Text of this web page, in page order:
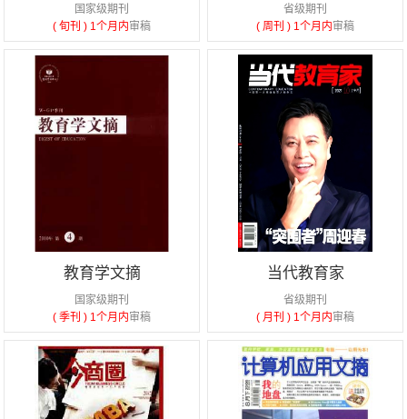
国家级期刊
( 旬刊 ) 1个月内审稿
省级期刊
( 周刊 ) 1个月内审稿
教育学文摘
国家级期刊
( 季刊 ) 1个月内审稿
当代教育家
省级期刊
( 月刊 ) 1个月内审稿